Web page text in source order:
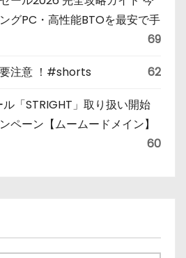
グPC・高性能BTOを最安で手
69
注意 ！#shorts 62
「STRIGHT」取り扱い開始
ペーン【ムームードメイン】
60